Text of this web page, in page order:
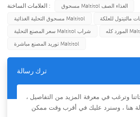
العلامات الساخنة :
مسحوق Maltitol الغذاء الصف
مسحوق التحلية الغذائية Maltitol
مالتيتول للعلكة
سعر المصنع التحلية Maltitol شراب
توريد المصنع مباشرة Maltitol
ترك رسالة
وترغب في معرفة المزيد من التفاصيل ،